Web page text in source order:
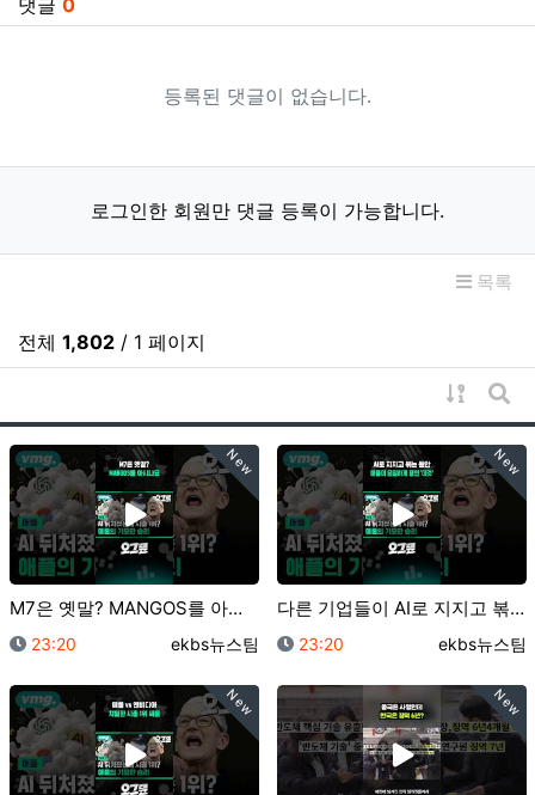
등록된 댓글이 없습니다.
로그인한 회원만 댓글 등록이 가능합니다.
목록
전체 1,802 / 1 페이지
게시물
게
New
M7은 옛말? MANGOS를 아시나요 / 오그랲 / 비…
등록일
23:20 등록자
ekbs뉴스팀
New
다른 기업들이 AI로 지지고 볶는 동안 애플이 은밀하게…
등록일
23:20 등록자
ekbs뉴스팀
New New